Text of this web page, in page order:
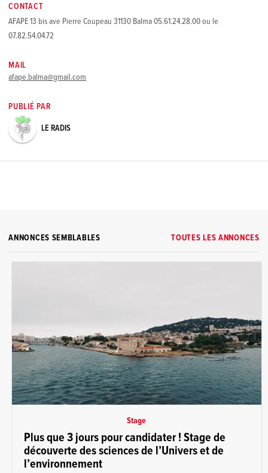
CONTACT
AFAPE 13 bis ave Pierre Coupeau 31130 Balma 05.61.24.28.00 ou le
07.82.54.04.72
MAIL
afape.balma@gmail.com
PUBLIÉ PAR
LE RADIS
TOUTES LES ANNONCES
ANNONCES SEMBLABLES
Stage
Plus que 3 jours pour candidater ! Stage de
découverte des sciences de l’Univers et de
l’environnement